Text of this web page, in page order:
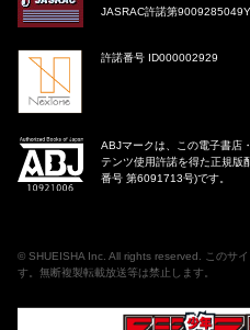
JASRAC許諾第
許諾番号 ID000002929
ABJマークは、この電子書店
テンツ使用許諾を得た正規版
番号 第6091713号)です。
© SHUEISHA Inc. All rights reserved. このサ
す。無断複製転載放送等は禁止します。